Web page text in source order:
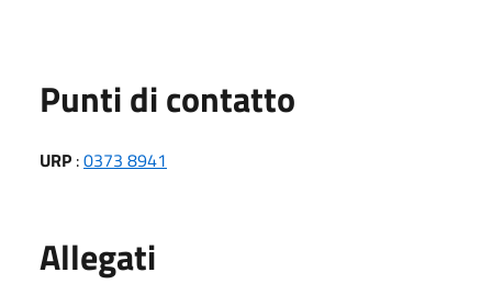
Punti di contatto
URP :0373 8941
Allegati